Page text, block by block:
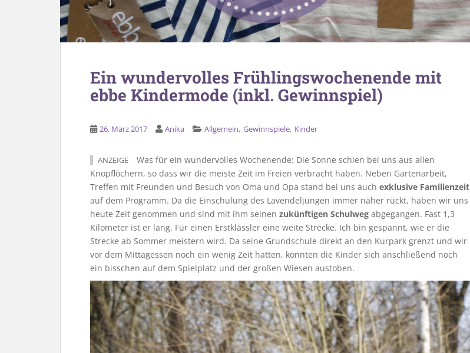
Ein wundervolles Frühlingswochenende mit
ebbe Kindermode (inkl. Gewinnspiel)
26. März 2017 Anika Allgemein, Gewinnspiele, Kinder
ANZEIGE
Was für ein wundervolles Wochenende: Die Sonne schien bei uns aus allen
Knopflöchern, so dass wir die meiste Zeit im Freien verbracht haben. Neben Gartenarbeit,
Treffen mit Freunden und Besuch von Oma und Opa stand bei uns auch exklusive Familienzeit
auf dem Programm. Da die Einschulung des Lavendeljungen immer näher rückt, haben wir uns
heute Zeit genommen und sind mit ihm seinen zukünftigen Schulweg abgegangen. Fast 1,3
Kilometer ist er lang. Für einen Erstklässler eine weite Strecke. Ich bin gespannt, wie er die
Strecke ab Sommer meistern wird. Da seine Grundschule direkt an den Kurpark grenzt und wir
vor dem Mittagessen noch ein wenig Zeit hatten, konnten die Kinder sich anschließend noch
ein bisschen auf dem Spielplatz und der großen Wiesen austoben.